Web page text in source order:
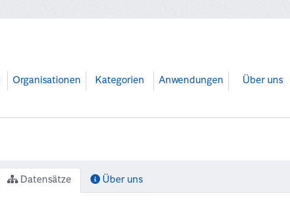
Organisationen Kategorien Anwendungen Über uns
Datensätze Über uns